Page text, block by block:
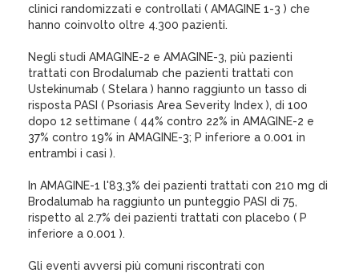
clinici randomizzati e controllati ( AMAGINE 1-3 ) che
hanno coinvolto oltre 4.300 pazienti.
Negli studi AMAGINE-2 e AMAGINE-3, più pazienti
trattati con Brodalumab che pazienti trattati con
Ustekinumab ( Stelara ) hanno raggiunto un tasso di
risposta PASI ( Psoriasis Area Severity Index ), di 100
dopo 12 settimane ( 44% contro 22% in AMAGINE-2 e
37% contro 19% in AMAGINE-3; P inferiore a 0.001 in
entrambi i casi ).
In AMAGINE-1 l'83,3% dei pazienti trattati con 210 mg di
Brodalumab ha raggiunto un punteggio PASI di 75,
rispetto al 2.7% dei pazienti trattati con placebo ( P
inferiore a 0.001 ).
Gli eventi avversi più comuni riscontrati con